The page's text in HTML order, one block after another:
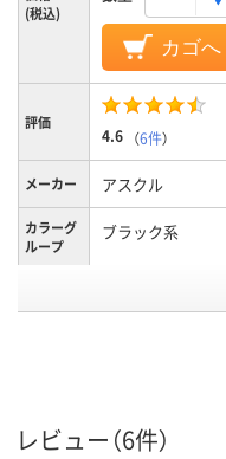
(税込)
カゴへ
評価
4.6 （6件）
メーカー アスクル
カラーグ
ループ
ブラック系
レビュー（6件）